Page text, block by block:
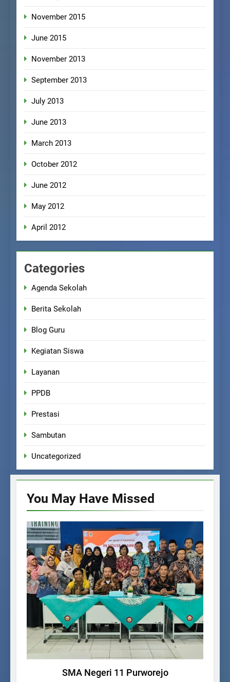
November 2015
June 2015
November 2013
September 2013
July 2013
June 2013
March 2013
October 2012
June 2012
May 2012
April 2012
Categories
Agenda Sekolah
Berita Sekolah
Blog Guru
Kegiatan Siswa
Layanan
PPDB
Prestasi
Sambutan
Uncategorized
You May Have Missed
UNCATEGORIZED
SMA Negeri 11 Purworejo